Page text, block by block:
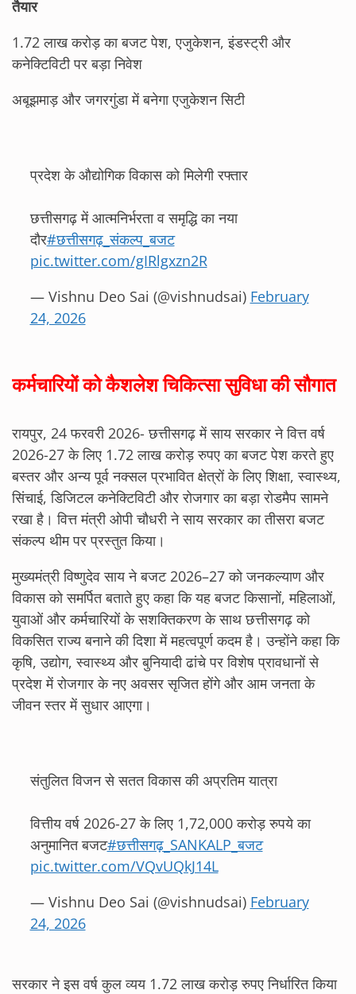
तैयार
1.72 लाख करोड़ का बजट पेश, एजुकेशन, इंडस्ट्री और
कनेक्टिविटी पर बड़ा निवेश
अबूझमाड़ और जगरगुंडा में बनेगा एजुकेशन सिटी
प्रदेश के औद्योगिक विकास को मिलेगी रफ्तार
छत्तीसगढ़ में आत्मनिर्भरता व समृद्धि का नया
दौर#छत्तीसगढ़_संकल्प_बजट
pic.twitter.com/gIRlgxzn2R
— Vishnu Deo Sai (@vishnudsai) February
24, 2026
कर्मचारियों को कैशलेश चिकित्सा सुविधा की सौगात
रायपुर, 24 फरवरी 2026- छत्तीसगढ़ में साय सरकार ने वित्त वर्ष
2026-27 के लिए 1.72 लाख करोड़ रुपए का बजट पेश करते हुए
बस्तर और अन्य पूर्व नक्सल प्रभावित क्षेत्रों के लिए शिक्षा, स्वास्थ्य,
सिंचाई, डिजिटल कनेक्टिविटी और रोजगार का बड़ा रोडमैप सामने
रखा है। वित्त मंत्री ओपी चौधरी ने साय सरकार का तीसरा बजट
संकल्प थीम पर प्रस्तुत किया।
मुख्यमंत्री विष्णुदेव साय ने बजट 2026–27 को जनकल्याण और
विकास को समर्पित बताते हुए कहा कि यह बजट किसानों, महिलाओं,
युवाओं और कर्मचारियों के सशक्तिकरण के साथ छत्तीसगढ़ को
विकसित राज्य बनाने की दिशा में महत्वपूर्ण कदम है। उन्होंने कहा कि
कृषि, उद्योग, स्वास्थ्य और बुनियादी ढांचे पर विशेष प्रावधानों से
प्रदेश में रोजगार के नए अवसर सृजित होंगे और आम जनता के
जीवन स्तर में सुधार आएगा।
संतुलित विजन से सतत विकास की अप्रतिम यात्रा
वित्तीय वर्ष 2026-27 के लिए 1,72,000 करोड़ रुपये का
अनुमानित बजट#छत्तीसगढ़_SANKALP_बजट
pic.twitter.com/VQvUQkJ14L
— Vishnu Deo Sai (@vishnudsai) February
24, 2026
सरकार ने इस वर्ष कुल व्यय 1.72 लाख करोड़ रुपए निर्धारित किया